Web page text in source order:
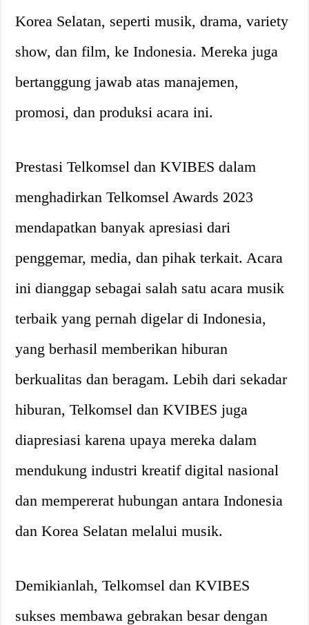
Korea Selatan, seperti musik, drama, variety
show, dan film, ke Indonesia. Mereka juga
bertanggung jawab atas manajemen,
promosi, dan produksi acara ini.
Prestasi Telkomsel dan KVIBES dalam
menghadirkan Telkomsel Awards 2023
mendapatkan banyak apresiasi dari
penggemar, media, dan pihak terkait. Acara
ini dianggap sebagai salah satu acara musik
terbaik yang pernah digelar di Indonesia,
yang berhasil memberikan hiburan
berkualitas dan beragam. Lebih dari sekadar
hiburan, Telkomsel dan KVIBES juga
diapresiasi karena upaya mereka dalam
mendukung industri kreatif digital nasional
dan mempererat hubungan antara Indonesia
dan Korea Selatan melalui musik.
Demikianlah, Telkomsel dan KVIBES
sukses membawa gebrakan besar dengan